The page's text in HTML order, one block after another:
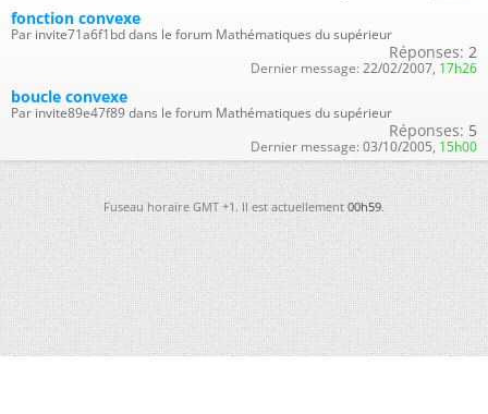
fonction convexe
Par invite71a6f1bd dans le forum Mathématiques du supérieur
Réponses: 2
Dernier message: 22/02/2007, 17h26
boucle convexe
Par invite89e47f89 dans le forum Mathématiques du supérieur
Réponses: 5
Dernier message: 03/10/2005, 15h00
Fuseau horaire GMT +1. Il est actuellement00h59.